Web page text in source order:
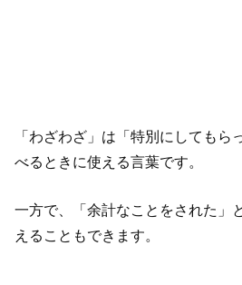
「わざわざ」は「特別にしてもら
べるときに使える言葉です。
一方で、「余計なことをされた」
えることもできます。